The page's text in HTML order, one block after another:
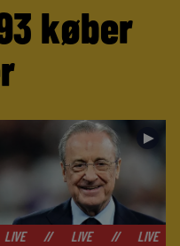
køber
►
LIVE LIVE LIVE